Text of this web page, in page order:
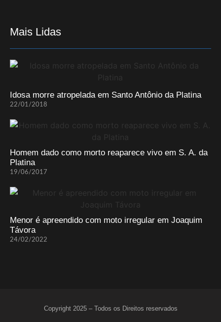
Mais Lidas
Idosa morre atropelada em Santo Antônio da Platina
22/01/2018
Homem dado como morto reaparece vivo em S. A. da
Platina
19/06/2017
Menor é apreendido com moto irregular em Joaquim
Távora
24/02/2022
Copyright 2025 – Todos os Direitos reservados